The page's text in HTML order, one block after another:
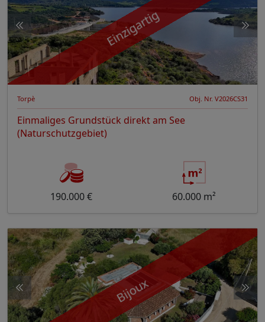
Einzigartig
Torpè Obj. Nr. V2026CS31
Einmaliges Grundstück direkt am See
(Naturschutzgebiet)
190.000 € 60.000 m²
Bijoux